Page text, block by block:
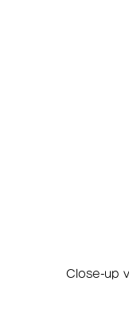
Close-up